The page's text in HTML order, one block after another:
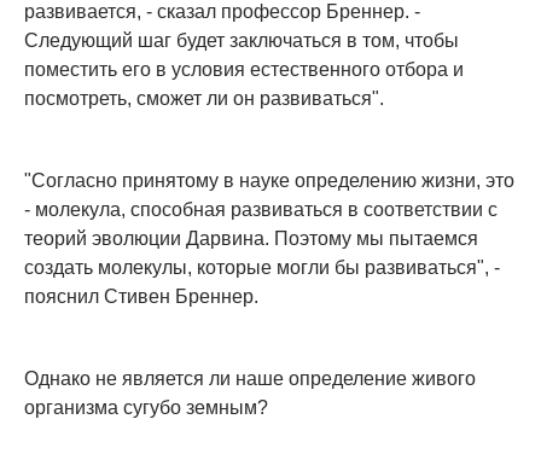
развивается, - сказал профессор Бреннер. -
Следующий шаг будет заключаться в том, чтобы
поместить его в условия естественного отбора и
посмотреть, сможет ли он развиваться".
"Согласно принятому в науке определению жизни, это
- молекула, способная развиваться в соответствии с
теорий эволюции Дарвина. Поэтому мы пытаемся
создать молекулы, которые могли бы развиваться", -
пояснил Стивен Бреннер.
Однако не является ли наше определение живого
организма сугубо земным?